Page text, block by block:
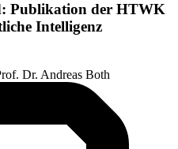
Publikation der HTWK
Intelligenz
Dr. Andreas Both